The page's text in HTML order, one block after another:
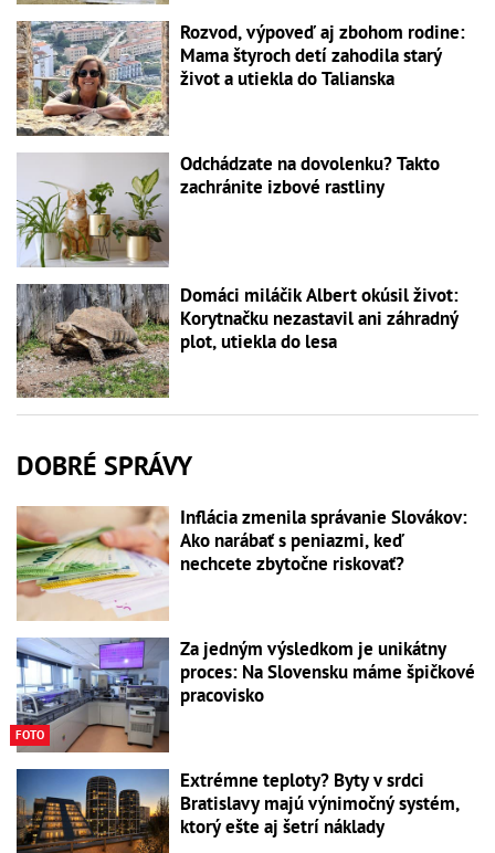
Rozvod, výpoveď aj zbohom rodine:
Mama štyroch detí zahodila starý
život a utiekla do Talianska
Odchádzate na dovolenku? Takto
zachránite izbové rastliny
Domáci miláčik Albert okúsil život:
Korytnačku nezastavil ani záhradný
plot, utiekla do lesa
DOBRÉ SPRÁVY
Inflácia zmenila správanie Slovákov:
Ako narábať s peniazmi, keď
nechcete zbytočne riskovať?
FOTO
Za jedným výsledkom je unikátny
proces: Na Slovensku máme špičkové
pracovisko
Extrémne teploty? Byty v srdci
Bratislavy majú výnimočný systém,
ktorý ešte aj šetrí náklady